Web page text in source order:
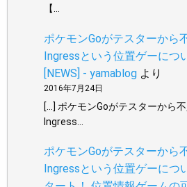
【…
ポケモンGoがテスターから
Ingressという位置ゲーにつ
[NEWS] - yamablog より
2016年7月24日
[…] ポケモンGoがテスターから
Ingress…
ポケモンGoがテスターから
Ingressという位置ゲーにつ